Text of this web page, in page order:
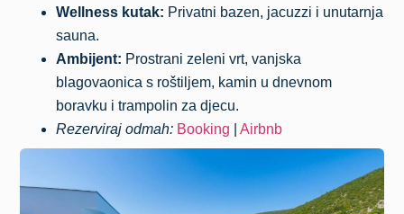
Wellness kutak: Privatni bazen, jacuzzi i unutarnja
sauna.
Ambijent: Prostrani zeleni vrt, vanjska
blagovaonica s roštiljem, kamin u dnevnom
boravku i trampolin za djecu.
Rezerviraj odmah: Booking |Airbnb